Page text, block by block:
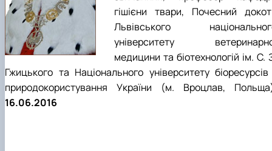
гішієни твари, Почесний
Львівського
університету
медицини та біотехнологій ім. С.
Гжицького та Національного університету біоресурсів
природокористування України (м. Вроцлав,
16.06.2016